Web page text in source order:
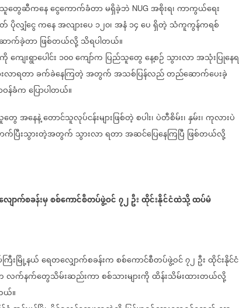
သူတွေဆီကနေငွေကောက်ခံတာမရှိခဲ့ဘဲ NUG အစိုးရ၊ကာကွယ်ရေး
ပိုလျှံငွေကနေအလျားပေ ၁၂၀၊အနံ၁၄ပေရှိတဲ့ သံကူကွန်ကရစ်
ာက်ခဲ့တာဖြစ်တယ်လို့သိရပါတယ်။
ကျေးရွာပေါင်း ၁၀၀ကျော်က ပြည်သူတွေနေ့စဉ် သွားလာအသုံးပြုနေရ
လာရတာခက်ခဲနေကြတဲ့အတွက်အသစ်ပြန်လည်တည်ဆောက်ပေးခဲ့
န်ခံကပြောပါတယ်။
တွေအနေနဲ့တောင်သူလုပ်ငန်းများဖြစ်တဲ့စပါး၊ပဲတီစိမ်း၊နှမ်း၊ကုလားပဲ
ပြီးသွားတဲ့အတွက် သွားလာရတာအဆင်ပြေနေကြပြီ ဖြစ်တယ်လို့
ောက်စခန်းမှစစ်ကောင်စီတပ်ဖွဲ့ဝင်၇၂ဦးထိုင်းနိုင်ငံထဲသို့ထပ်မံ
ြီးမြို့နယ်ရေတလျှောက်စခန်းကစစ်ကောင်စီတပ်ဖွဲ့ဝင်၇၂ ဦးထိုင်းနိုင်ငံ
လက်နက်တွေသိမ်းဆည်းကာစစ်သားများကိုထိန်းသိမ်းထားတယ်လို့
ယ်။